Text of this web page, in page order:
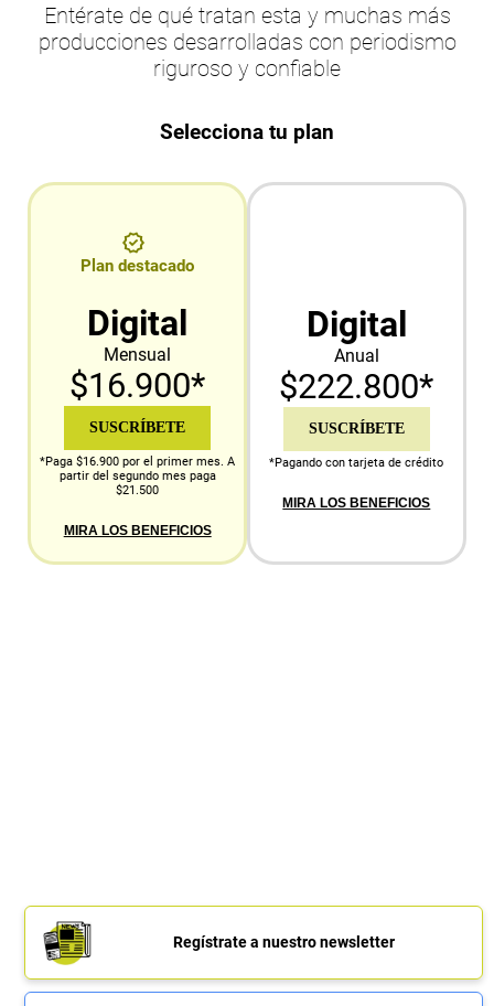
Entérate de qué tratan esta y muchas más
producciones desarrolladas con periodismo
riguroso y confiable
Selecciona tu plan
Plan destacado
Digital
Mensual
$16.900*
SUSCRÍBETE
*Paga $16.900 por el primer mes. A
partir del segundo mes paga
$21.500
MIRA LOS BENEFICIOS
Digital
Anual
$222.800*
SUSCRÍBETE
*Pagando con tarjeta de crédito
MIRA LOS BENEFICIOS
Regístrate a nuestro newsletter